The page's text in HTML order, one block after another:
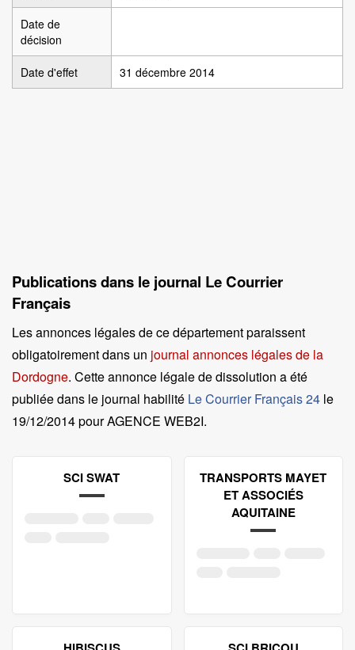
Date de
décision
Date d'effet 31 décembre 2014
Publications dans le journal Le Courrier
Français
Les annonces légales de ce département paraissent
obligatoirement dans un journal annonces légales de la
Dordogne. Cette annonce légale de dissolution a été
publiée dans le journal habilité Le Courrier Français 24 le
19/12/2014 pour AGENCE WEB2I.
SCI SWAT
TRANSPORTS MAYET
ET ASSOCIÉS
AQUITAINE